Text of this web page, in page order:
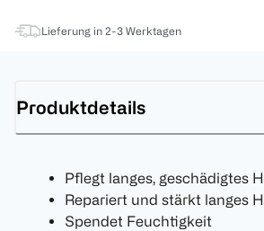
Lieferung in 2-3 Werktagen
Produktdetails
Pflegt langes, geschädigtes
Repariert und stärkt langes
Spendet Feuchtigkeit